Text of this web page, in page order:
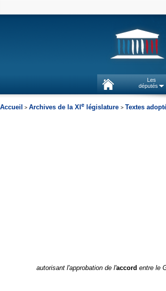
Les
députés
Accueil > Archives de la XI e législature > Textes
autorisant l'approbation de l'accord entre le